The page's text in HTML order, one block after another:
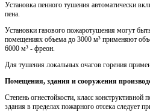
Установка пенного тушения автоматически
пена.
Установки газового пожаротушения могут
помещениях объема до 3000 м³ применяют
6000 м³ - фреон.
Для тушения локальных очагов горения
Помещения, здания и сооружения
Степень огнестойкости, класс
здания в пределах пожарного отсека следует